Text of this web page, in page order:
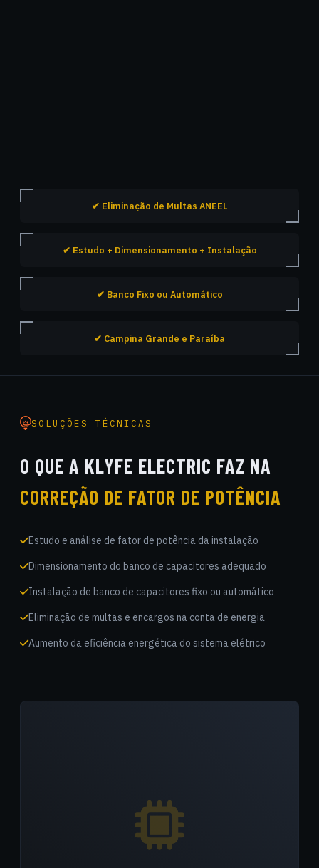
✔ Eliminação de Multas ANEEL
✔ Estudo + Dimensionamento + Instalação
✔ Banco Fixo ou Automático
✔ Campina Grande e Paraíba
SOLUÇÕES TÉCNICAS
O QUE A KLYFE ELECTRIC FAZ NA
CORREÇÃO DE FATOR DE POTÊNCIA
Estudo e análise de fator de potência da instalação
Dimensionamento do banco de capacitores adequado
Instalação de banco de capacitores fixo ou automático
Eliminação de multas e encargos na conta de energia
Aumento da eficiência energética do sistema elétrico